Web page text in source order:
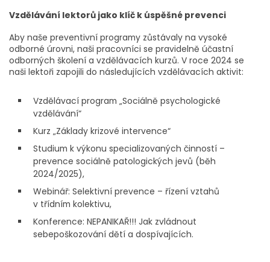
Vzdělávání lektorů jako klíč k úspěšné prevenci
Aby naše preventivní programy zůstávaly na vysoké
odborné úrovni, naši pracovníci se pravidelně účastní
odborných školení a vzdělávacích kurzů. V roce 2024 se
naši lektoři zapojili do následujících vzdělávacích aktivit:
Vzdělávací program „Sociálně psychologické
vzdělávání“
Kurz „Základy krizové intervence“
Studium k výkonu specializovaných činností –
prevence sociálně patologických jevů (běh
2024/2025),
Webinář: Selektivní prevence – řízení vztahů
v třídním kolektivu,
Konference: NEPANIKAŘ!!! Jak zvládnout
sebepoškozování dětí a dospívajících.